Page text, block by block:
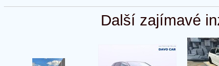
Další zajímavé